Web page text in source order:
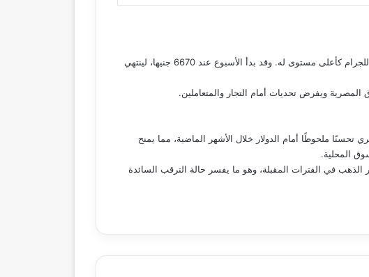
استمر سعر عيار 21 في التصاعد بشكل طفيف خلال الأسبوع الماضي، حيث ارتفع بنسبة 0.75%، بعدما سجل 6800 جنيها للجرام كأعلى مستوى له. وقد بدأ الأسبوع عند 6670 جنيها، لينتهي
ويفرض تحديات أمام التجار والمتعاملين.
كما حقق الجنيه المصري تحسنًا ملحوظًا أمام الدولار خلال الأشهر الماضية، مما يمنح
المحلية.
الذهب في الفترات المقبلة، وهو ما يفسر حالة الترقب السائدة